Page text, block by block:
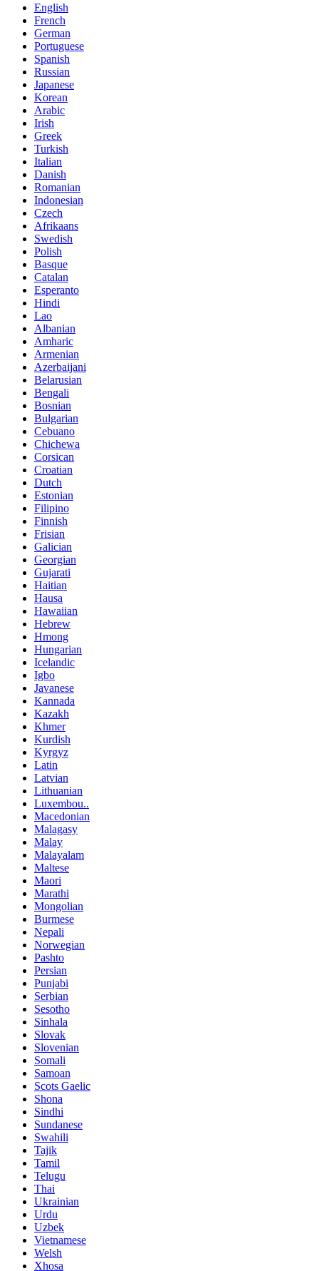
English
French
German
Portuguese
Spanish
Russian
Japanese
Korean
Arabic
Irish
Greek
Turkish
Italian
Danish
Romanian
Indonesian
Czech
Afrikaans
Swedish
Polish
Basque
Catalan
Esperanto
Hindi
Lao
Albanian
Amharic
Armenian
Azerbaijani
Belarusian
Bengali
Bosnian
Bulgarian
Cebuano
Chichewa
Corsican
Croatian
Dutch
Estonian
Filipino
Finnish
Frisian
Galician
Georgian
Gujarati
Haitian
Hausa
Hawaiian
Hebrew
Hmong
Hungarian
Icelandic
Igbo
Javanese
Kannada
Kazakh
Khmer
Kurdish
Kyrgyz
Latin
Latvian
Lithuanian
Luxembou..
Macedonian
Malagasy
Malay
Malayalam
Maltese
Maori
Marathi
Mongolian
Burmese
Nepali
Norwegian
Pashto
Persian
Punjabi
Serbian
Sesotho
Sinhala
Slovak
Slovenian
Somali
Samoan
Scots Gaelic
Shona
Sindhi
Sundanese
Swahili
Tajik
Tamil
Telugu
Thai
Ukrainian
Urdu
Uzbek
Vietnamese
Welsh
Xhosa